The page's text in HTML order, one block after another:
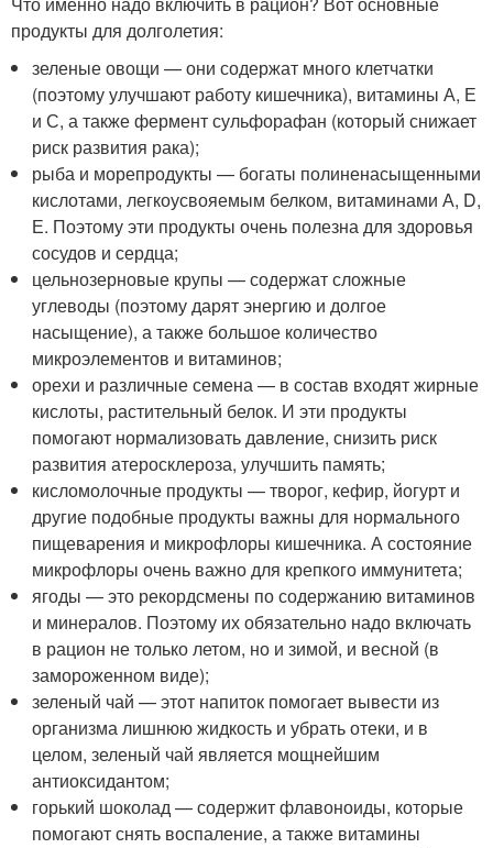
продукты для долголетия:
зеленые овощи — они содержат много клетчатки
(поэтому улучшают работу кишечника), витамины А, Е
и С, а также фермент сульфорафан (который снижает
риск развития рака);
рыба и морепродукты — богаты полиненасыщенными
кислотами, легкоусвояемым белком, витаминами А, D,
Е. Поэтому эти продукты очень полезна для здоровья
сосудов и сердца;
цельнозерновые крупы — содержат сложные
углеводы (поэтому дарят энергию и долгое
насыщение), а также большое количество
микроэлементов и витаминов;
орехи и различные семена — в состав входят жирные
кислоты, растительный белок. И эти продукты
помогают нормализовать давление, снизить риск
развития атеросклероза, улучшить память;
кисломолочные продукты — творог, кефир, йогурт и
другие подобные продукты важны для нормального
пищеварения и микрофлоры кишечника. А состояние
микрофлоры очень важно для крепкого иммунитета;
ягоды — это рекордсмены по содержанию витаминов
и минералов. Поэтому их обязательно надо включать
в рацион не только летом, но и зимой, и весной (в
замороженном виде);
зеленый чай — этот напиток помогает вывести из
организма лишнюю жидкость и убрать отеки, и в
целом, зеленый чай является мощнейшим
антиоксидантом;
горький шоколад — содержит флавоноиды, которые
помогают снять воспаление, а также витамины